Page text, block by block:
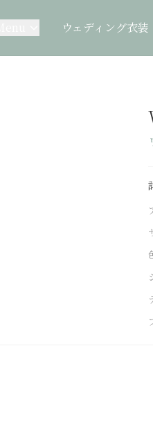
ウェディング衣装